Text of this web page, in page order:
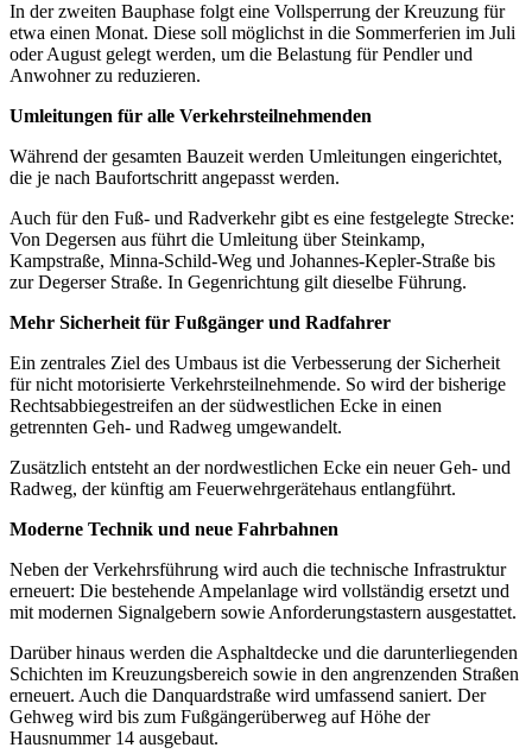
In der zweiten Bauphase folgt eine Vollsperrung der Kreuzung für
etwa einen Monat. Diese soll möglichst in die Sommerferien im Juli
oder August gelegt werden, um die Belastung für Pendler und
Anwohner zu reduzieren.
Umleitungen für alle Verkehrsteilnehmenden
Während der gesamten Bauzeit werden Umleitungen eingerichtet,
die je nach Baufortschritt angepasst werden.
Auch für den Fuß- und Radverkehr gibt es eine festgelegte Strecke:
Von Degersen aus führt die Umleitung über Steinkamp,
Kampstraße, Minna-Schild-Weg und Johannes-Kepler-Straße bis
zur Degerser Straße. In Gegenrichtung gilt dieselbe Führung.
Mehr Sicherheit für Fußgänger und Radfahrer
Ein zentrales Ziel des Umbaus ist die Verbesserung der Sicherheit
für nicht motorisierte Verkehrsteilnehmende. So wird der bisherige
Rechtsabbiegestreifen an der südwestlichen Ecke in einen
getrennten Geh- und Radweg umgewandelt.
Zusätzlich entsteht an der nordwestlichen Ecke ein neuer Geh- und
Radweg, der künftig am Feuerwehrgerätehaus entlangführt.
Moderne Technik und neue Fahrbahnen
Neben der Verkehrsführung wird auch die technische Infrastruktur
erneuert: Die bestehende Ampelanlage wird vollständig ersetzt und
mit modernen Signalgebern sowie Anforderungstastern ausgestattet.
Darüber hinaus werden die Asphaltdecke und die darunterliegenden
Schichten im Kreuzungsbereich sowie in den angrenzenden Straßen
erneuert. Auch die Danquardstraße wird umfassend saniert. Der
Gehweg wird bis zum Fußgängerüberweg auf Höhe der
Hausnummer 14 ausgebaut.